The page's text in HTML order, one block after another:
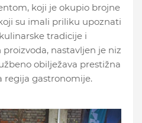
koji je okupio brojne
su imali priliku upoznati
tradicije i
nastavljen je niz
obilježava prestižna
regija gastronomije.